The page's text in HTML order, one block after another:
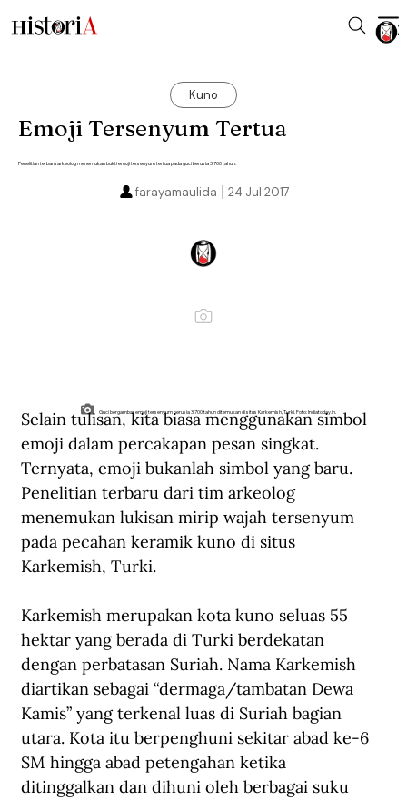
Kuno
Emoji Tersenyum Tertua
Penelitian terbaru arkeolog menemukan bukti emoji tersenyum tertua pada guci berusia 3.700 tahun.
24 Jul 2017
farayamaulida
Guci bergambar emoji tersenyum berusia 3.700 tahun ditemukan di situs Karkemish, Turki. Foto: Indiatoday.in.
Selain tulisan, kita biasa menggunakan simbol
emoji dalam percakapan pesan singkat.
Ternyata, emoji bukanlah simbol yang baru.
Penelitian terbaru dari tim arkeolog
menemukan lukisan mirip wajah tersenyum
pada pecahan keramik kuno di situs
Karkemish, Turki.
Karkemish merupakan kota kuno seluas 55
hektar yang berada di Turki berdekatan
dengan perbatasan Suriah. Nama Karkemish
diartikan sebagai “dermaga/tambatan Dewa
Kamis” yang terkenal luas di Suriah bagian
utara. Kota itu berpenghuni sekitar abad ke-6
SM hingga abad petengahan ketika
ditinggalkan dan dihuni oleh berbagai suku